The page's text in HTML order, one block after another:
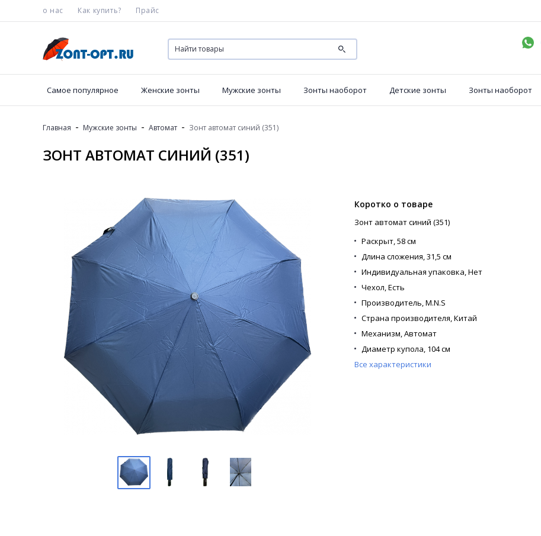
о нас Как купить? Прайс
Самое популярное Женские зонты Мужские зонты Зонты наоборот Детские зонты Зонты наоборот
Главная - Мужские зонты - Автомат - Зонт автомат синий (351)
ЗОНТ АВТОМАТ СИНИЙ (351)
Коротко о товаре
Зонт автомат синий (351)
Раскрыт, 58 см
Длина сложения, 31,5 см
Индивидуальная упаковка, Нет
Чехол, Есть
Производитель, M.N.S
Страна производителя, Китай
Механизм, Автомат
Диаметр купола, 104 см
Кол-во в коробке,60
Все характеристики